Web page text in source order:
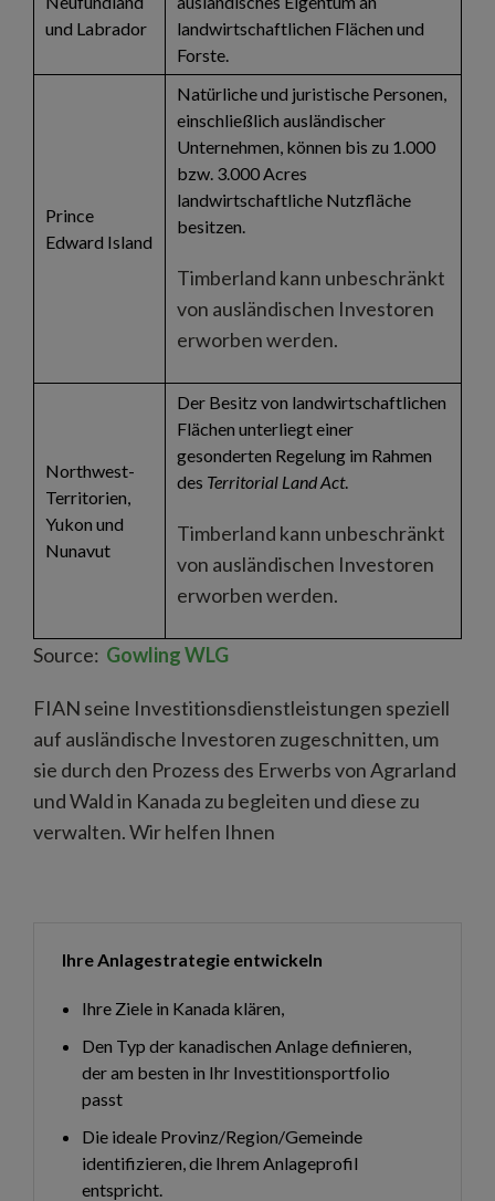
und Labrador
landwirtschaftlichen Flächen und
Forste.
Prince
Edward Island
Natürliche und juristische Personen,
einschließlich ausländischer
Unternehmen, können bis zu 1.000
bzw. 3.000 Acres
landwirtschaftliche Nutzfläche
besitzen.
Timberland kann unbeschränkt
von ausländischen Investoren
erworben werden.
Northwest-
Territorien,
Yukon und
Nunavut
Der Besitz von landwirtschaftlichen
Flächen unterliegt einer
gesonderten Regelung im Rahmen
des Territorial Land Act.
Timberland kann unbeschränkt
von ausländischen Investoren
erworben werden.
Source: Gowling WLG
FIAN seine Investitionsdienstleistungen speziell
auf ausländische Investoren zugeschnitten, um
sie durch den Prozess des Erwerbs von Agrarland
und Wald in Kanada zu begleiten und diese zu
verwalten. Wir helfen Ihnen
Ihre Anlagestrategie entwickeln
Ihre Ziele in Kanada klären,
Den Typ der kanadischen Anlage definieren,
der am besten in Ihr Investitionsportfolio
passt
Die ideale Provinz/Region/Gemeinde
identifizieren, die Ihrem Anlageprofil
entspricht.